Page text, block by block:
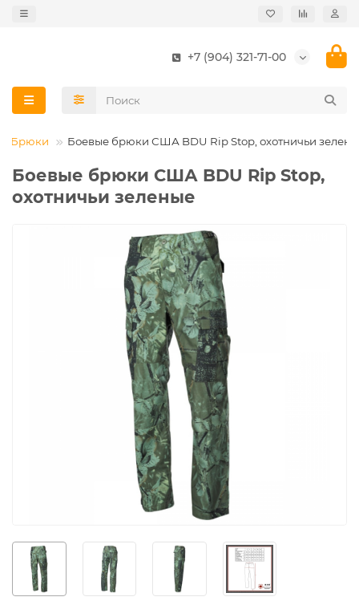
+7 (904) 321-71-00
Брюки Боевые брюки США BDU Rip Stop, охотничьи
Боевые брюки США BDU Rip Stop,
охотничьи зеленые